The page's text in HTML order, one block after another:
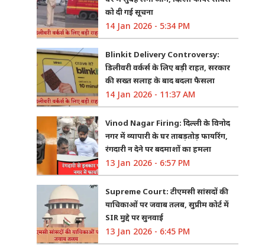
को दी गई सूचना
14 Jan 2026 - 5:34 PM
Blinkit Delivery Controversy:
डिलीवरी वर्कर्स के लिए बड़ी राहत, सरकार
की सख्त सलाह के बाद बदला फैसला
14 Jan 2026 - 11:37 AM
Vinod Nagar Firing: दिल्ली के विनोद
नगर में व्यापारी के घर ताबड़तोड़ फायरिंग,
रंगदारी न देने पर बदमाशों का हमला
13 Jan 2026 - 6:57 PM
Supreme Court: टीएमसी सांसदों की
याचिकाओं पर जवाब तलब, सुप्रीम कोर्ट में
SIR मुद्दे पर सुनवाई
13 Jan 2026 - 6:45 PM